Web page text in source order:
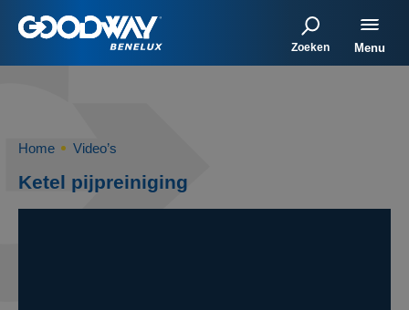
Zoeken Menu
Home Video’s
Ketel pijpreiniging